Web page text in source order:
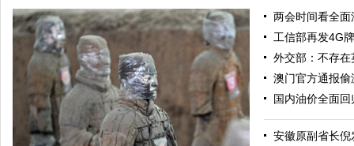
两会时间看全面
工信部再发4G
外交部：不存在
澳门官方通报
国内油价全面回
安徽原副省长